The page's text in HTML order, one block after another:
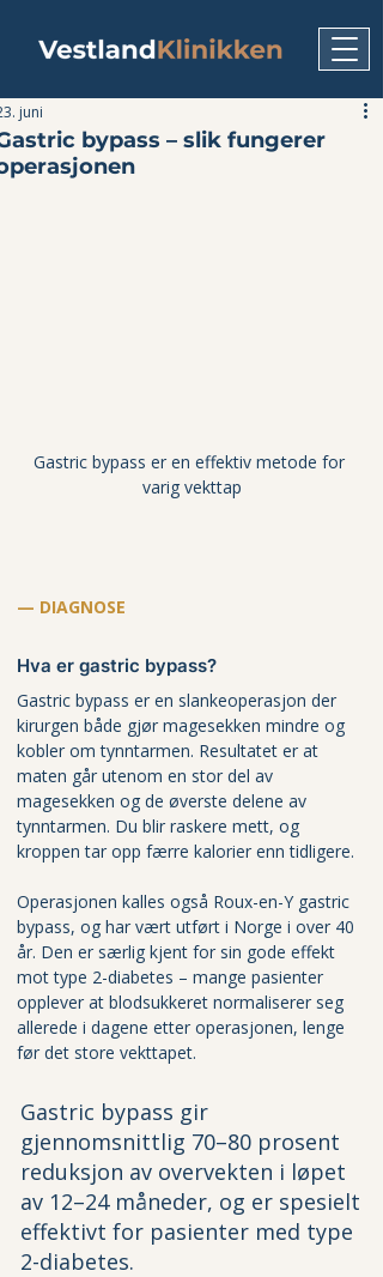
bypass – slik fungerer
juni
Gastric bypass er en effektiv metode for
varig vekttap
— DIAGNOSE
Hva er gastric bypass?
Gastric bypass er en slankeoperasjon der
kirurgen både gjør magesekken mindre og
kobler om tynntarmen. Resultatet er at
maten går utenom en stor del av
magesekken og de øverste delene av
tynntarmen. Du blir raskere mett, og
kroppen tar opp færre kalorier enn tidligere.
Operasjonen kalles også Roux-en-Y gastric
bypass, og har vært utført i Norge i over 40
år. Den er særlig kjent for sin gode effekt
mot type 2-diabetes – mange pasienter
opplever at blodsukkeret normaliserer seg
allerede i dagene etter operasjonen, lenge
før det store vekttapet.
Gastric bypass gir
gjennomsnittlig 70–80 prosent
reduksjon av overvekten i løpet
av 12–24 måneder, og er spesielt
effektivt for pasienter med type
2-diabetes.